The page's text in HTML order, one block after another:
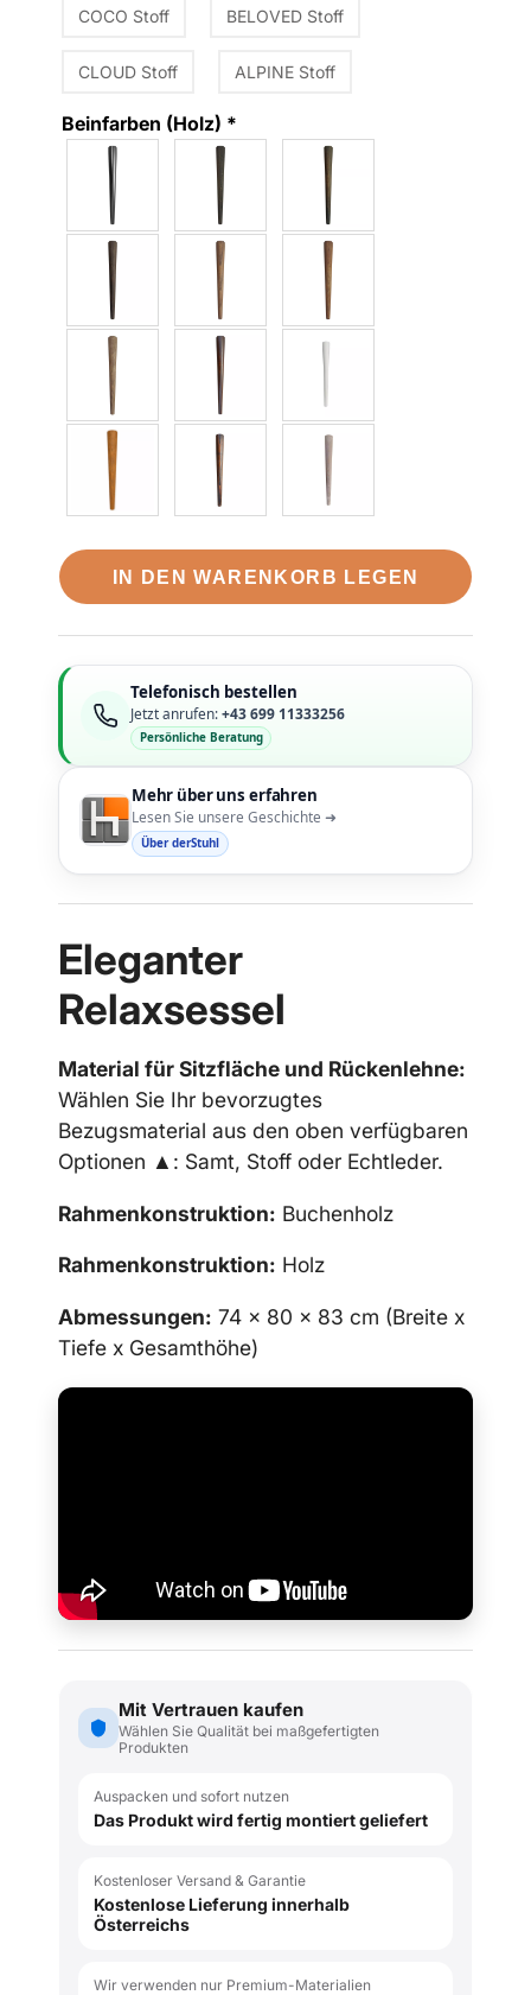
COCO Stoff BELOVED Stoff
CLOUD Stoff ALPINE Stoff
Beinfarben (Holz) *
IN DEN WARENKORB LEGEN
Telefonisch bestellen
Jetzt anrufen:+43 699 11333256
Persönliche Beratung
Mehr über uns erfahren
Lesen Sie unsere Geschichte ➜
Über derStuhl
Eleganter
Relaxsessel
Material für Sitzfläche und Rückenlehne:
Wählen Sie Ihr bevorzugtes
Bezugsmaterial aus den oben verfügbaren
Optionen ▲: Samt, Stoff oder Echtleder.
Rahmenkonstruktion: Buchenholz
Rahmenkonstruktion: Holz
Abmessungen: 74 x 80 x 83 cm (Breite x
Tiefe x Gesamthöhe)
Mit Vertrauen kaufen
Wählen Sie Qualität bei maßgefertigten
Produkten
Auspacken und sofort nutzen
Das Produkt wird fertig montiert geliefert
Kostenloser Versand & Garantie
Kostenlose Lieferung innerhalb
Österreichs
Wir verwenden nur Premium-Materialien